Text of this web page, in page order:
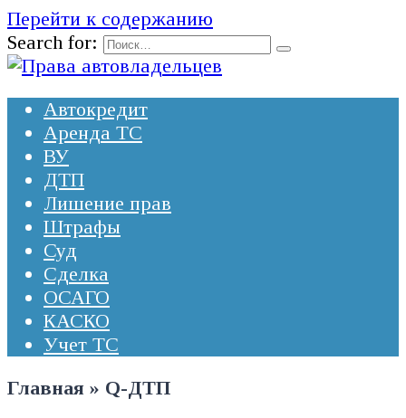
Перейти к содержанию
Search for:
Автокредит
Аренда ТС
ВУ
ДТП
Лишение прав
Штрафы
Суд
Сделка
ОСАГО
КАСКО
Учет ТС
Главная » Q-ДТП